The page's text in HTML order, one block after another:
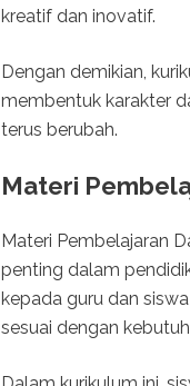
kreatif dan inovatif.
Dengan demikian,
membentuk karakter
terus berubah.
Materi
Materi Pembelajaran
penting dalam
kepada guru dan
sesuai dengan